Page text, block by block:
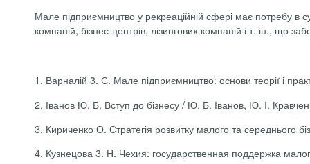
Мале підприємництво у рекреаційній сфері має потребу в
компаній, бізнес-центрів, лізингових компаній і т. ін., що
1. Варналій 3. С. Мале підприємництво: основи теорії і
2. Іванов Ю. Б. Вступ до бізнесу / Ю. Б. Іванов, Ю. І.
3. Кириченко О. Стратегія розвитку малого та середнього
4. Кузнецова3. Н. Чехия: государственная поддержка